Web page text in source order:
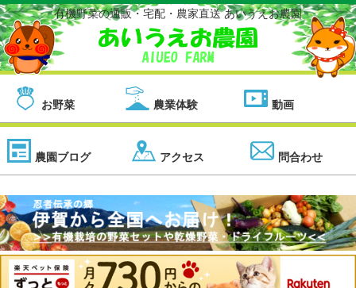
有機野菜の通販・宅配・農家直送 あいうえお農園
お野菜 農業体験 動画
農園ブログ アクセス 問合わせ